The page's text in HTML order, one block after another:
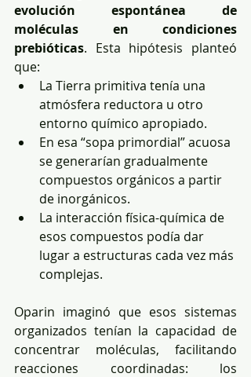
evolución espontánea de
moléculas en condiciones
prebióticas. Esta hipótesis planteó
que:
La Tierra primitiva tenía una
atmósfera reductora u otro
entorno químico apropiado.
En esa “sopa primordial” acuosa
se generarían gradualmente
compuestos orgánicos a partir
de inorgánicos.
La interacción física-química de
esos compuestos podía dar
lugar a estructuras cada vez más
complejas.
Oparin imaginó que esos sistemas
organizados tenían la capacidad de
concentrar moléculas, facilitando